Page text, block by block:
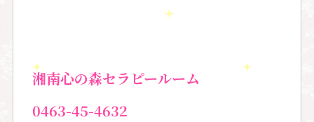
湘南心の森セラピールーム
0463-45-4632